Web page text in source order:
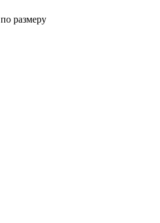
по размеру